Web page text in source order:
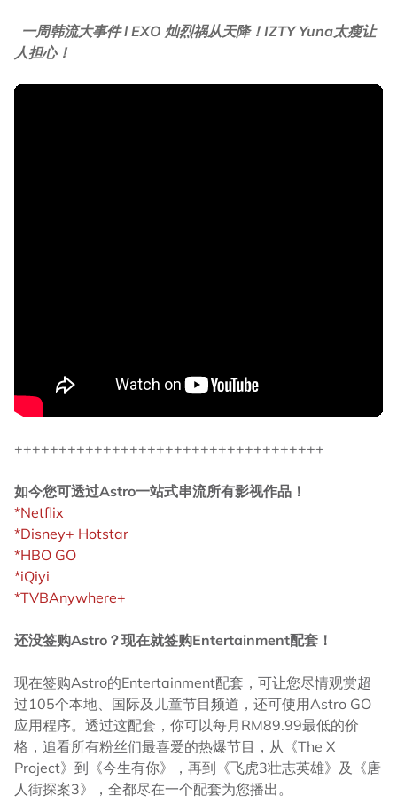
一周韩流大事件 l EXO 灿烈祸从天降！IZTY Yuna太瘦让
人担心！
+++++++++++++++++++++++++++++++++++
如今您可透过Astro一站式串流所有影视作品！
*Netflix
*Disney+ Hotstar
*HBO GO
*iQiyi
*TVBAnywhere+
还没签购Astro？现在就签购Entertainment配套！
现在签购Astro的Entertainment配套，可让您尽情观赏超
过105个本地、国际及儿童节目频道，还可使用Astro GO
应用程序。透过这配套，你可以每月RM89.99最低的价
格，追看所有粉丝们最喜爱的热爆节目，从《The X
Project》到《今生有你》，再到《飞虎3壮志英雄》及《唐
人街探案3》，全都尽在一个配套为您播出。